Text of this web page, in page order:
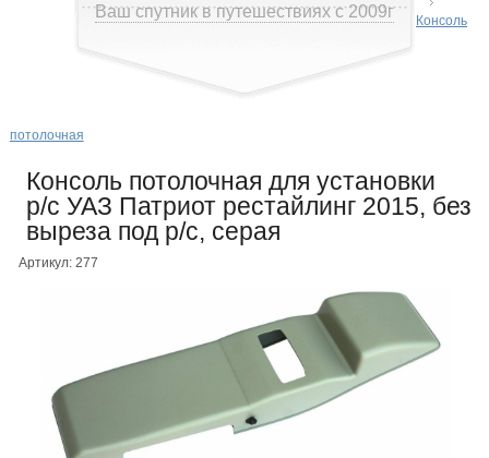
Ваш спутник в путешествиях с 2009г
Консоль
потолочная
Консоль потолочная для установки
р/c УАЗ Патриот рестайлинг 2015, без
выреза под р/c, серая
Артикул: 277